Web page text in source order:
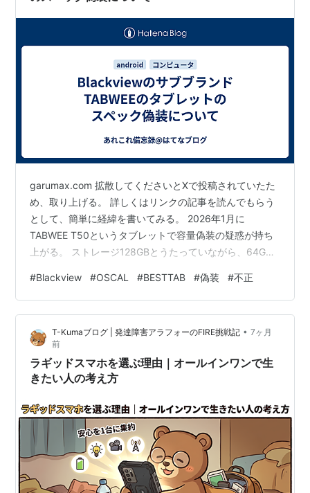
garumax.com 拡散してくださいとXで投稿されていたた
め、取り上げる。 詳しくはリンクの記事を読んでもらう
として、簡単に経緯を書いてみる。 2026年1月に
TABWEE T50というタブレットで容量偽装の疑惑が持ち
上がる。 ストレージ128GBとうたっていながら、64GB
スさんがメーカーに問い合わせたところ、最初は取り合
わなかったが、再度、自費購入した製品でも同じ状態で
あることを伝えると、ファームウェアアップデートを約
束したという。 そこでアップデートしたあと、再度試し
てみると動作がおかしいことに気づく。 ファイルをダウ
ンロードしたり…
#Blackview #OSCAL #BESTTAB #偽装 #不正
T-Kumaブログ | 発達障害アラフォーのFIRE挑戦記 • 7ヶ月
前
ラギッドスマホを選ぶ理由｜オールインワンで生
きたい人の考え方